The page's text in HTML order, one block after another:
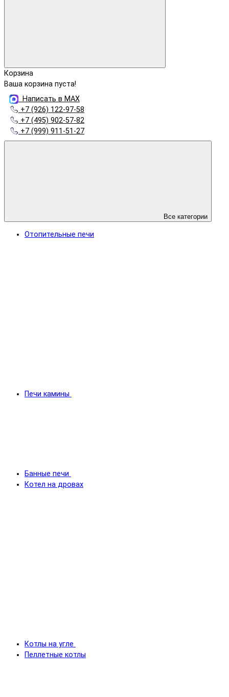
Корзина
Ваша корзина пуста!
Написать в MAX
+7 (926) 122-97-58
+7 (495) 902-57-82
+7 (999) 911-51-27
Все категории
Отопительные печи
Печи камины
Банные печи
Котел на дровах
Котлы на угле
Пеллетные котлы